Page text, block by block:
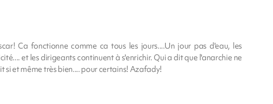
Ca fonctionne comme ca tous les jours....Un jour pas d'eau, les
et les dirigeants continuent à s'enrichir. Qui a dit que l'anarchie ne
si et même très bien.... pour certains! Azafady!